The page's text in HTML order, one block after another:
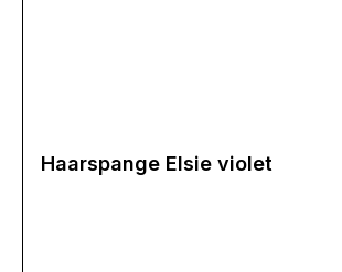
Haarspange Elsie violet